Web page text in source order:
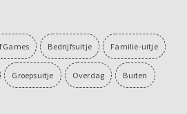
Games Bedrijfsuitje Familie-uitje
Groepsuitje Overdag Buiten